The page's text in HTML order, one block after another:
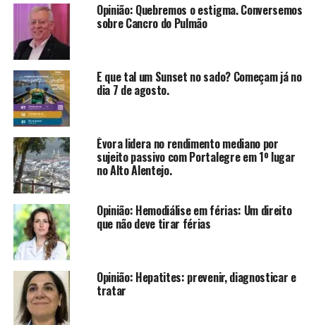
Opinião: Quebremos o estigma. Conversemos
sobre Cancro do Pulmão
E que tal um Sunset no sado? Começam já no
dia 7 de agosto.
Évora lidera no rendimento mediano por
sujeito passivo com Portalegre em 1º lugar
no Alto Alentejo.
Opinião: Hemodiálise em férias: Um direito
que não deve tirar férias
Opinião: Hepatites: prevenir, diagnosticar e
tratar